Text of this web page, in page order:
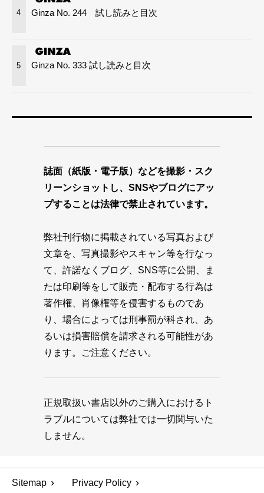
4 Ginza No. 244 試し読みと目次
5 Ginza No. 333 試し読みと目次
誌面（紙版・電子版）などを撮影・スク
リーンショットし、SNSやブログにアッ
プすることは法律で禁止されています。
弊社刊行物に掲載されている写真および
文章を、写真撮影やスキャン等を行なっ
て、許諾なくブログ、SNS等に公開、ま
たは印刷等をして販売・配布する行為は
著作権、肖像権等を侵害するものであ
り、場合によっては刑事罰が科され、あ
るいは損害賠償を請求される可能性があ
ります。ご注意ください。
正規取扱い書店以外のご購入におけるト
ラブルについては弊社では一切関与いた
しません。
Sitemap Privacy Policy